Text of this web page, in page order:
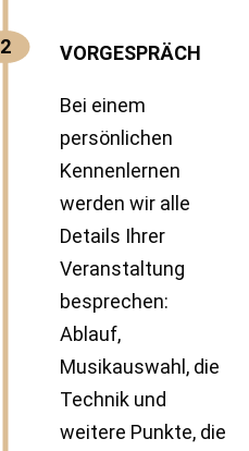
2
VORGESPRÄCH
Bei einem
persönlichen
Kennenlernen
werden wir alle
Details Ihrer
Veranstaltung
besprechen:
Ablauf,
Musikauswahl, die
Technik und
weitere Punkte, die